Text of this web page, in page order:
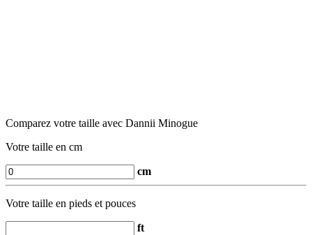
Comparez votre taille avec Dannii Minogue
Votre taille en cm
cm
Votre taille en pieds et pouces
ft